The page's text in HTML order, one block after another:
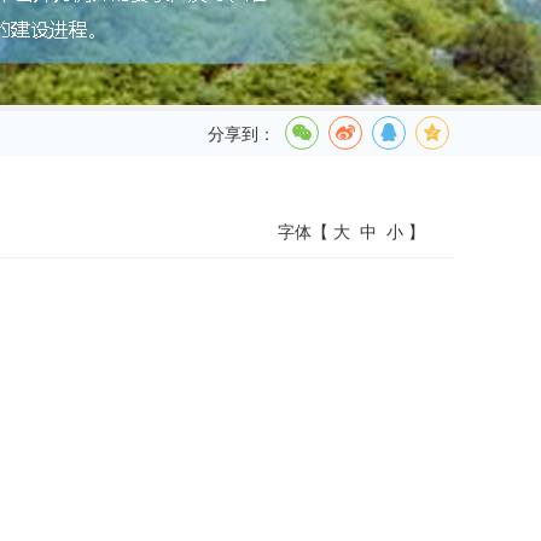
分享到：
字体【 大 中 小 】